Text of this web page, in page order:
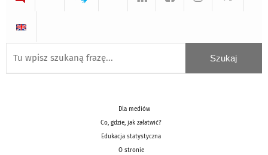
Dla mediów
Co, gdzie, jak załatwić?
Edukacja statystyczna
O stronie